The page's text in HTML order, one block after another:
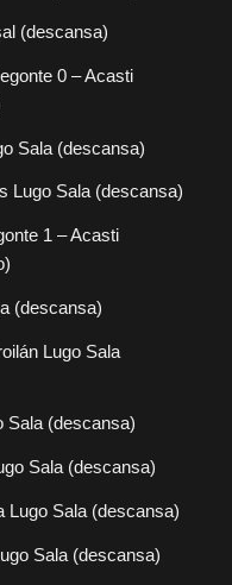
(descansa)
0 – Acasti
Sala (descansa)
Lugo Sala (descansa)
1 – Acasti
(descansa)
Lugo Sala
Sala (descansa)
Sala (descansa)
Lugo Sala (descansa)
Sala (descansa)